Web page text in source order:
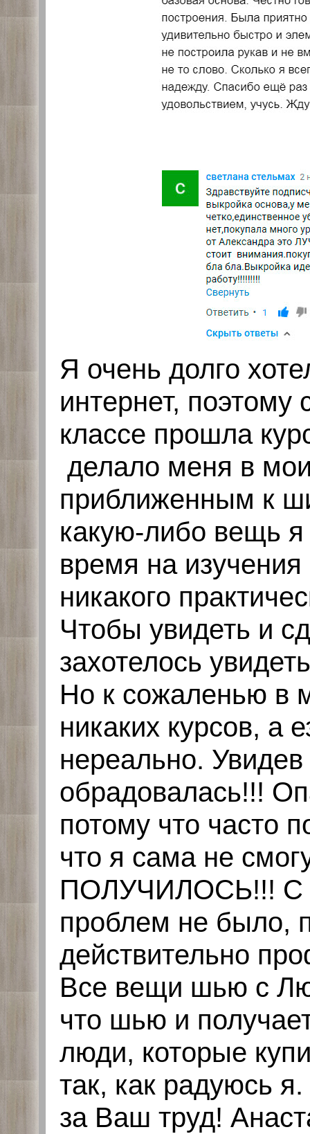
Я очень долго
интернет, поэтому
классе прошла
делало меня в
приближенным к
какую-либо вещь
время на изучения
никакого
Чтобы увидеть и
захотелось
Но к сожаленью в
никаких курсов, а
нереально.
обрадовалась!!!
потому что часто
что я сама не
ПОЛУЧИЛОСЬ!!! С
проблем не было,
действительно
Все вещи шью с
что шью и
люди, которые
так, как радуюсь
за Ваш труд!